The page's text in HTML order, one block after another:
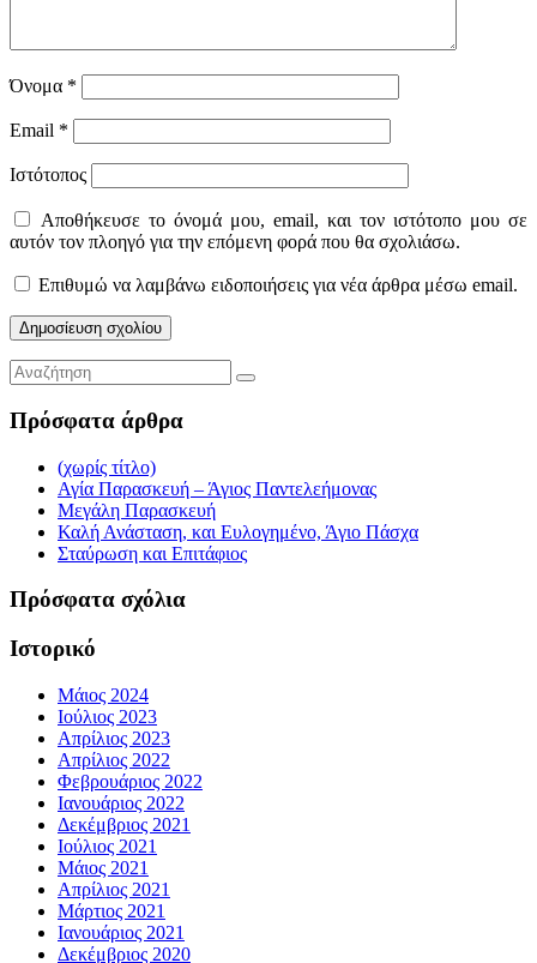
Όνομα *
Email *
Ιστότοπος
Αποθήκευσε το όνομά μου, email, και τον ιστότοπο μου σε
αυτόν τον πλοηγό για την επόμενη φορά που θα σχολιάσω.
Επιθυμώ να λαμβάνω ειδοποιήσεις για νέα άρθρα μέσω email.
Πρόσφατα άρθρα
(χωρίς τίτλο)
Αγία Παρασκευή – Άγιος Παντελεήμονας
Μεγάλη Παρασκευή
Καλή Ανάσταση, και Ευλογημένο, Άγιο Πάσχα
Σταύρωση και Επιτάφιος
Πρόσφατα σχόλια
Ιστορικό
Μάιος 2024
Ιούλιος 2023
Απρίλιος 2023
Απρίλιος 2022
Φεβρουάριος 2022
Ιανουάριος 2022
Δεκέμβριος 2021
Ιούλιος 2021
Μάιος 2021
Απρίλιος 2021
Μάρτιος 2021
Ιανουάριος 2021
Δεκέμβριος 2020